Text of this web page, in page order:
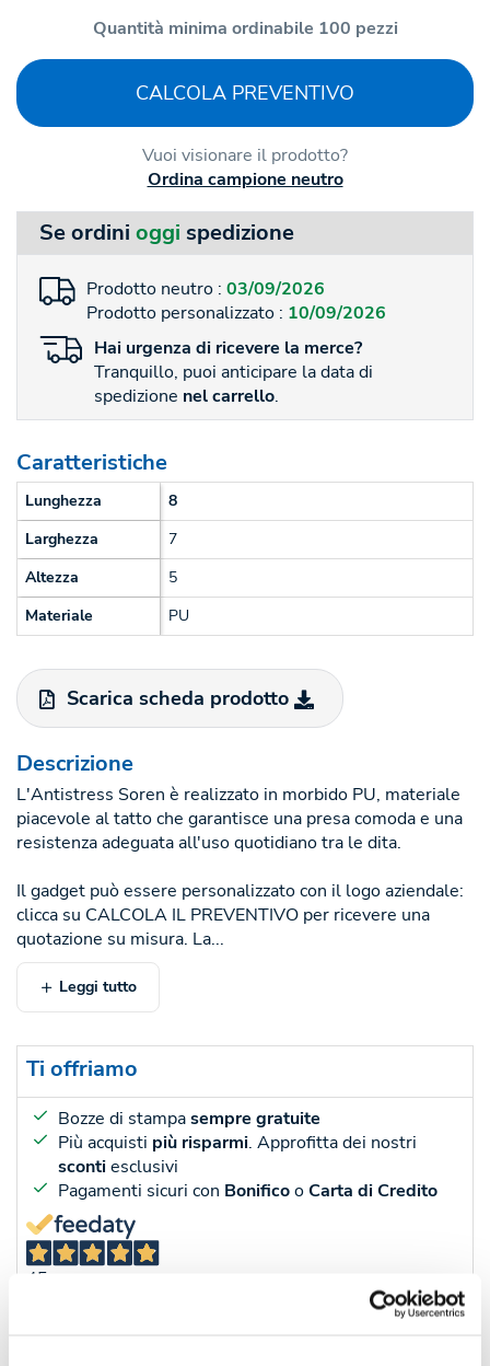
Quantità minima ordinabile 100 pezzi
CALCOLA PREVENTIVO
Vuoi visionare il prodotto?
Ordina campione neutro
Se ordini oggi spedizione
Prodotto neutro : 03/09/2026
Prodotto personalizzato : 10/09/2026
Hai urgenza di ricevere la merce?
Tranquillo, puoi anticipare la data di
spedizione nel carrello.
Caratteristiche
Lunghezza
8
Larghezza
7
Altezza
5
Materiale
PU
Scarica scheda prodotto
Descrizione
L'Antistress Soren è realizzato in morbido PU, materiale
piacevole al tatto che garantisce una presa comoda e una
resistenza adeguata all'uso quotidiano tra le dita.
Il gadget può essere personalizzato con il logo aziendale:
clicca su CALCOLA IL PREVENTIVO per ricevere una
quotazione su misura. La...
Leggi tutto
Ti offriamo
Bozze di stampasempre gratuite
Più acquisti più risparmi. Approfitta dei nostri
scontiesclusivi
Pagamenti sicuri con BonificooCarta di Credito
45